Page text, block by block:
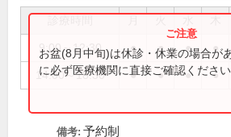
9:00～12:30 ● ● ● ●
14:00～18:30 ● ● ● ●
お盆(8月中旬)は休診・休業の場合が
に必ず医療機関に直接ご確認ください
備考: 予約制